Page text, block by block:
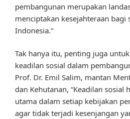
pembangunan merupakan
menciptakan kesejahteraan bagi
Indonesia.”
Tak hanya itu, penting juga
keadilan sosial dalam
Prof. Dr. Emil Salim, mantan
dan Kehutanan, “Keadilan
utama dalam setiap kebijakan
agar tidak terjadi kesenjangan